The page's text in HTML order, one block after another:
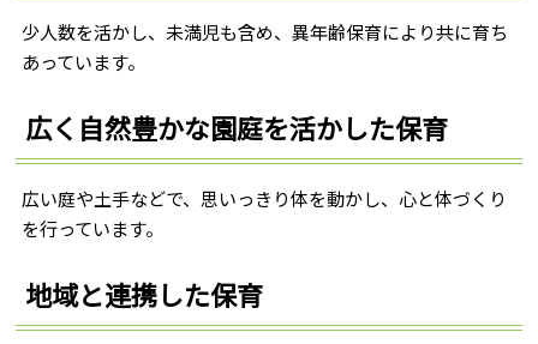
少人数を活かし、未満児も含め、異年齢保育により共に育ち
あっています。
広く自然豊かな園庭を活かした保育
広い庭や土手などで、思いっきり体を動かし、心と体づくり
を行っています。
地域と連携した保育